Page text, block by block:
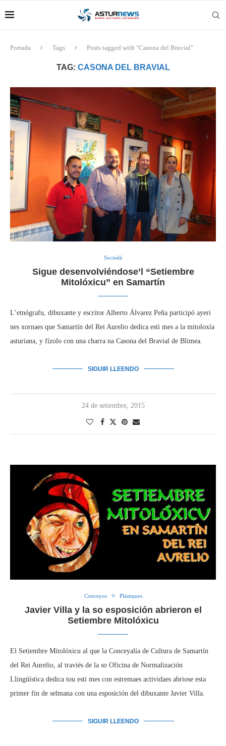
Portada Tags Posts tagged with "Casona del Bravial"
TAG: CASONA DEL BRAVIAL
Sociedá
Sigue desenvolviéndose’l “Setiembre
Mitolóxicu” en Samartín
L’etnógrafu, dibuxante y escritor Alberto Álvarez Peña participó ayeri
nes xornaes que Samartín del Rei Aurelio dedica esti mes a la mitoloxía
asturiana, y fízolo con una charra na Casona del Bravial de Blimea.
SIGUIR LLEENDO
24 de setiembre, 2015
Conceyos Plástiques
Javier Villa y la so esposición abrieron el
Setiembre Mitolóxicu
El Setiembre Mitolóxicu al que la Conceyalía de Cultura de Samartín
del Rei Aurelio, al traviés de la so Oficina de Normalización
Llingüística dedica tou esti mes con estremaes actividaes abriose esta
primer fin de selmana con una esposición del dibuxante Javier Villa.
SIGUIR LLEENDO